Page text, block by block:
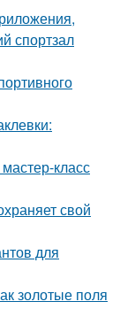
спортзал
класс
свой
для
золотые поля